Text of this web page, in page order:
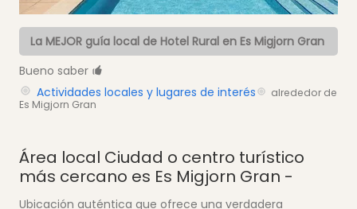
La MEJOR guía local de Hotel Rural en Es Migjorn Gran
Bueno saber
Actividades locales y lugares de interés
alrededor de
Es Migjorn Gran
Área local Ciudad o centro turístico
más cercano es Es Migjorn Gran -
Ubicación auténtica que ofrece una verdadera